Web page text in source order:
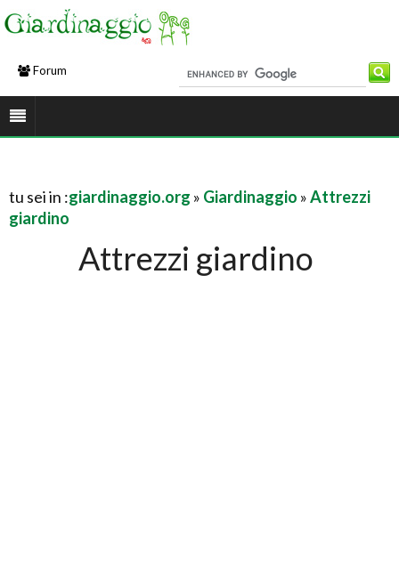
Forum
tu sei in :giardinaggio.org » Giardinaggio »Attrezzi
giardino
Attrezzi giardino